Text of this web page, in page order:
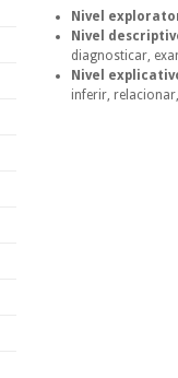
Nivel
Nivel
diagnosticar,
Nivel
inferir,